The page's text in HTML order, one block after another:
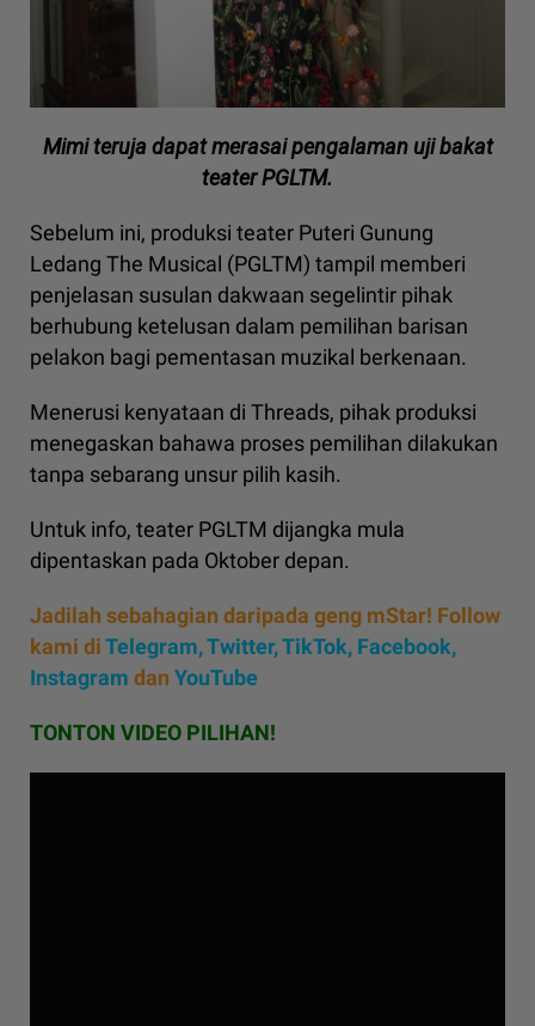
Mimi teruja dapat merasai pengalaman uji bakat
teater PGLTM.
Sebelum ini, produksi teater Puteri Gunung
Ledang The Musical (PGLTM) tampil memberi
penjelasan susulan dakwaan segelintir pihak
berhubung ketelusan dalam pemilihan barisan
pelakon bagi pementasan muzikal berkenaan.
Menerusi kenyataan di Threads, pihak produksi
menegaskan bahawa proses pemilihan dilakukan
tanpa sebarang unsur pilih kasih.
Untuk info, teater PGLTM dijangka mula
dipentaskan pada Oktober depan.
Jadilah sebahagian daripada geng mStar! Follow
kami diTelegram,Twitter,TikTok, Facebook,
Instagram dan YouTube
TONTON VIDEO PILIHAN!